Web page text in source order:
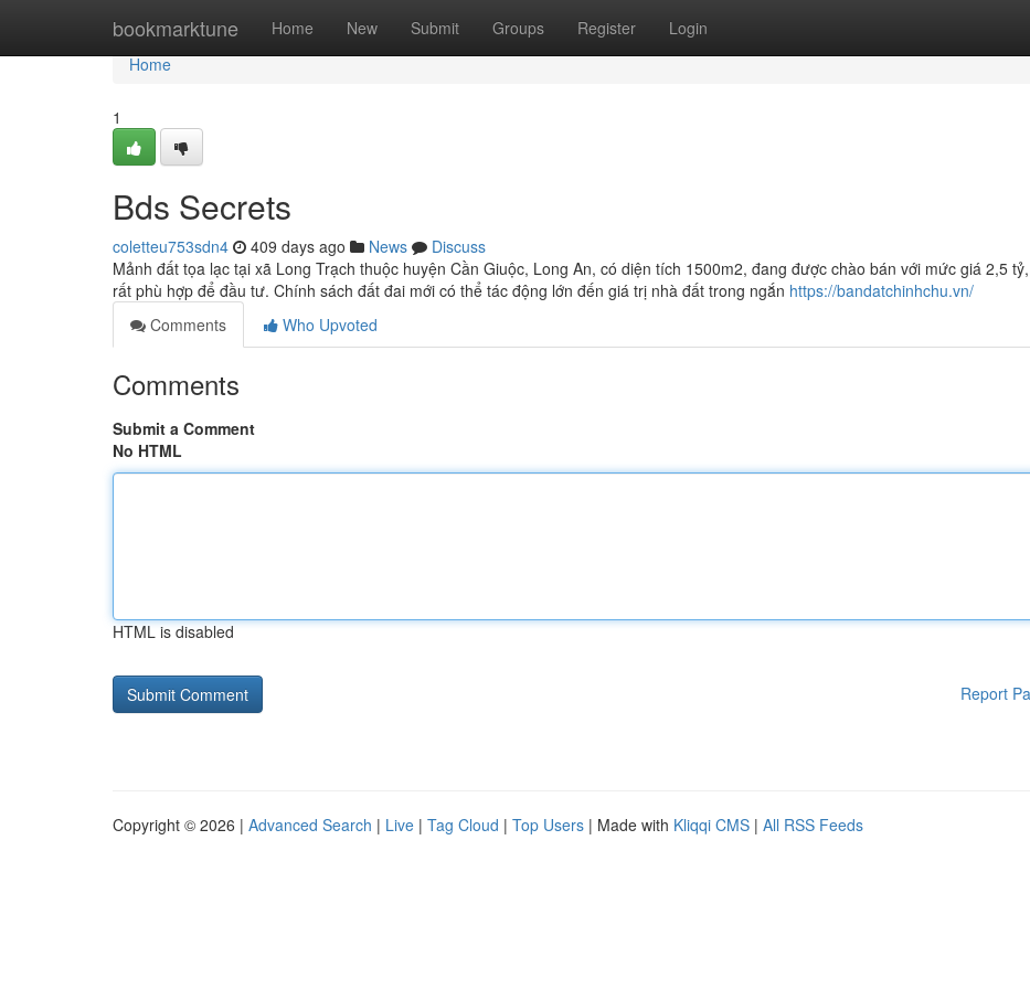
bookmarktune Home New Submit Groups Register Login
Home
Home
1
Bds Secrets
coletteu753sdn4 409 days ago News
Discuss
Mảnh đất tọa lạc tại xã Long Trạch thuộc huyện Cần Giuộc, Long An, có diện tích 1500m2, đang được chào bán với mức giá 2,5 tỷ,
rất phù hợp để đầu tư. Chính sách đất đai mới có thể tác động lớn đến giá trị nhà đất trong ngắn https://bandatchinhchu.vn/
Comments
Who Upvoted
Comments
Submit a Comment
No HTML
HTML is disabled
Report
Copyright © 2026 | Advanced Search | Live | Tag Cloud | Top Users | Made with Kliqqi CMS | All RSS Feeds